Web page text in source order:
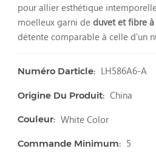
pour allier esthétique
moelleux garni deduvet et fibre
détente comparable à celle d'un
Numéro Darticle: LH586A6-A
Origine Du Produit: China
Couleur: White Color
Commande Minimum: 5